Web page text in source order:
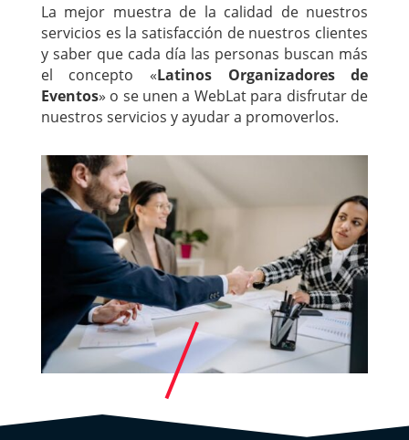
La mejor muestra de la calidad de nuestros
servicios es la satisfacción de nuestros clientes
y saber que cada día las personas buscan más
el concepto «Latinos Organizadores de
Eventos» o se unen a WebLat para disfrutar de
nuestros servicios y ayudar a promoverlos.